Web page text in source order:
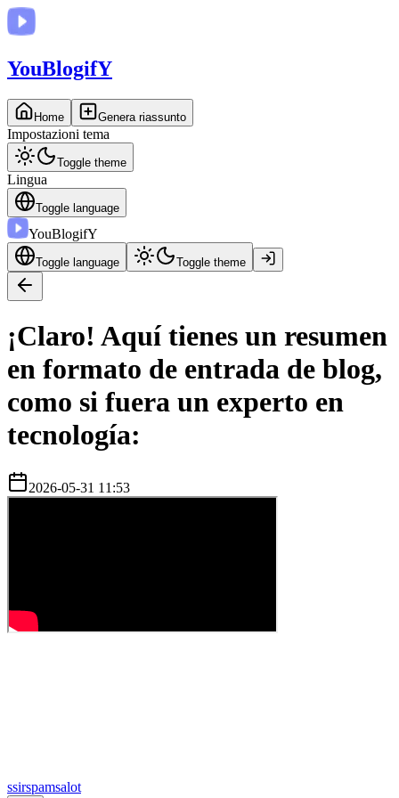
YouBlogifY
Home Genera riassunto
Impostazioni tema
Toggle theme
Lingua
Toggle language
YouBlogifY
Toggle language Toggle theme
¡Claro! Aquí tienes un resumen
en formato de entrada de blog,
como si fuera un experto en
tecnología:
2026-05-31 11:53
ssirspamsalot